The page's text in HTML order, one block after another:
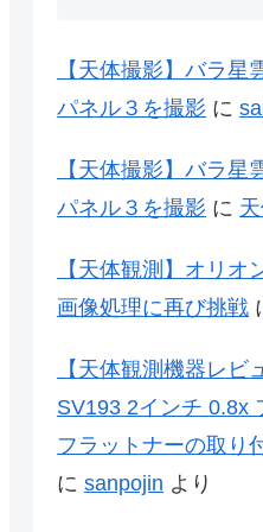
【天体撮影】バラ星
パネル３を撮影 に
【天体撮影】バラ星
パネル３を撮影 に
【天体観測】オリオ
画像処理に再び挑戦
【天体観測機器レビ
SV193 2インチ 0.8x
フラットナーの取り
に sanpojin より